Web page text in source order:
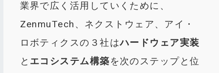
業界で広く活用していくために、
ZenmuTech、ネクストウェア、アイ・
ロボティクスの３社はハードウェア実装
と エコシステム構築を次のステップと位